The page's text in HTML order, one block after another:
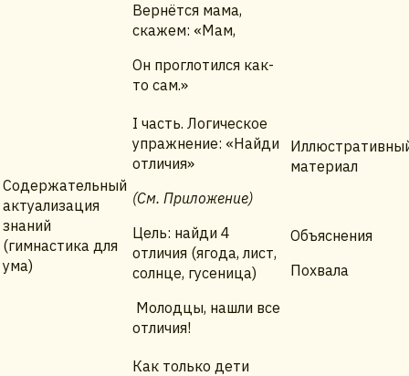
Вернётся мама,
скажем: «Мам,
Он проглотился как-
то сам.»
Содержательный
актуализация
знаний
(гимнастика для
ума)
I часть. Логическое
упражнение: «Найди
отличия»
(См. Приложение)
Цель: найди 4
отличия (ягода, лист,
солнце, гусеница)
Молодцы, нашли все
отличия!
материал
Объяснения
Похвала
Как только дети